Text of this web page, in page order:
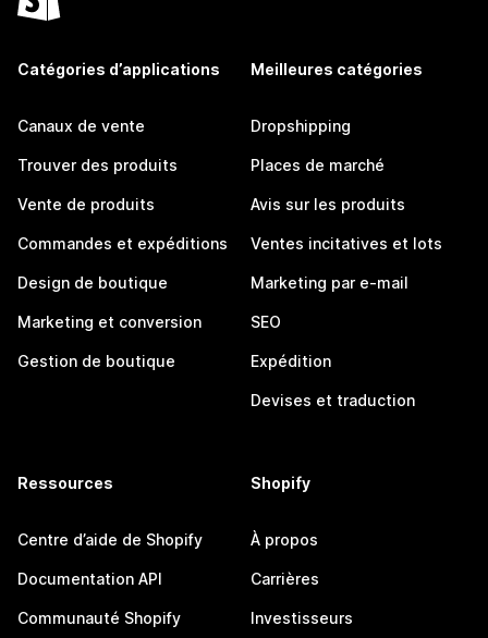
Catégories d’applications
Canaux de vente
Trouver des produits
Vente de produits
Commandes et expéditions
Design de boutique
Marketing et conversion
Gestion de boutique
Meilleures catégories
Dropshipping
Places de marché
Avis sur les produits
Ventes incitatives et lots
Marketing par e-mail
SEO
Expédition
Devises et traduction
Ressources
Centre d’aide de Shopify
Documentation API
Communauté Shopify
Shopify
À propos
Carrières
Investisseurs